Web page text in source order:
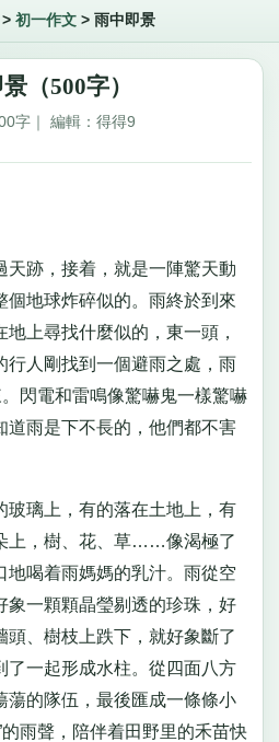
初一作文> 雨中即景
（500字）
字｜ 編輯：得得9
跡，接着，就是一陣驚天動
個地球炸碎似的。雨終於到來
上尋找什麼似的，東一頭，
行人剛找到一個避雨之處，雨
閃電和雷鳴像驚嚇鬼一樣驚嚇
道雨是下不長的，他們都不害
璃上，有的落在土地上，有
上，樹、花、草……像渴極了
地喝着雨媽媽的乳汁。雨從空
象一顆顆晶瑩剔透的珍珠，好
頭、樹枝上跌下，就好象斷了
了一起形成水柱。從四面八方
蕩的隊伍，最後匯成一條條小
雨聲，陪伴着田野里的禾苗快